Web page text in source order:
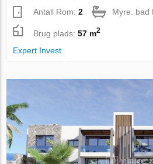
Antall Rom:2 Myre.
Brug plads:57 m2
Expert Invest